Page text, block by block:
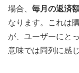
場合、 毎月の返済
なります。これは
が、ユーザーにと
意味では同列に感